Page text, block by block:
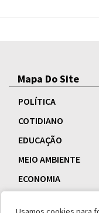
Mapa Do Site
POLÍTICA
COTIDIANO
EDUCAÇÃO
MEIO AMBIENTE
ECONOMIA